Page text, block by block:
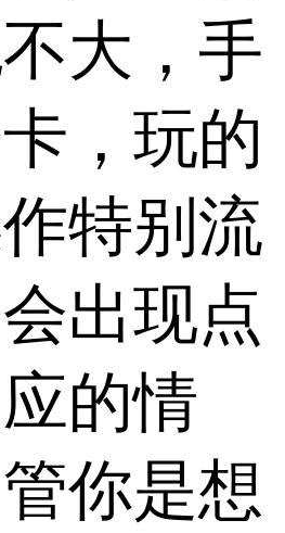
大，手
，玩的
特别流
出现点
的情
你是想